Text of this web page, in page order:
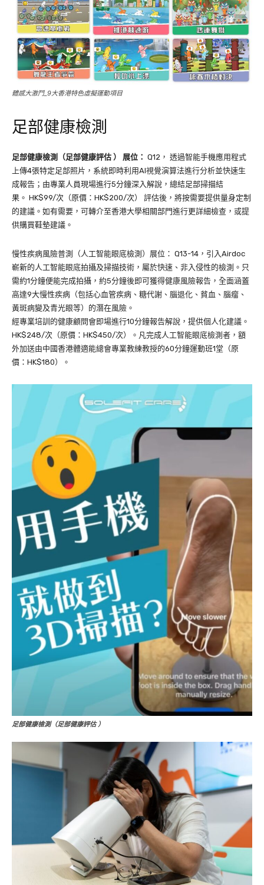
體感大激鬥_9大香港特色虛擬運動項目
足部健康檢測
足部健康檢測（足部健康評估 ） 展位： Q12， 透過智能手機應用程式
上傳4張特定足部照片，系統即時利用AI視覺演算法進行分析並快速生
成報告；由專業人員現場進行5分鐘深入解說，總結足部掃描結
果。 HK$99/次（原價：HK$200/次） 評估後，將按需要提供量身定制
的建議。如有需要，可轉介至香港大學相關部門進行更詳細檢查，或提
供購買鞋墊建議。
慢性疾病風險普測（人工智能眼底檢測）展位： Q13-14，引入Airdoc
嶄新的人工智能眼底拍攝及掃描技術，屬於快速、非入侵性的檢測。只
需約1分鐘便能完成拍攝，約5分鐘後即可獲得健康風險報告，全面涵蓋
高達9大慢性疾病（包括心血管疾病、糖代謝、腦退化、貧血、腦瘤、
黃斑病變及青光眼等）的潛在風險。
經專業培訓的健康顧問會即場進行10分鐘報告解說，提供個人化建議。
HK$248/次（原價：HK$450/次）。凡完成人工智能眼底檢測者，額
外加送由中國香港體適能總會專業教練教授的60分鐘運動班1堂（原
價：HK$180）。
足部健康檢測（足部健康評估 ）